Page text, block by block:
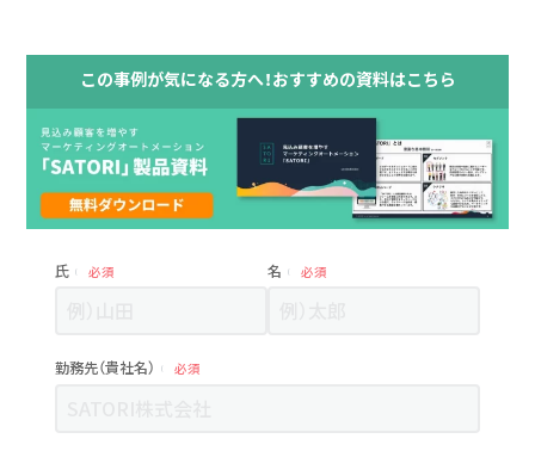
この事例が気になる方へ！おすすめの資料はこちら
氏 必須 名 必須
勤務先（貴社名） 必須